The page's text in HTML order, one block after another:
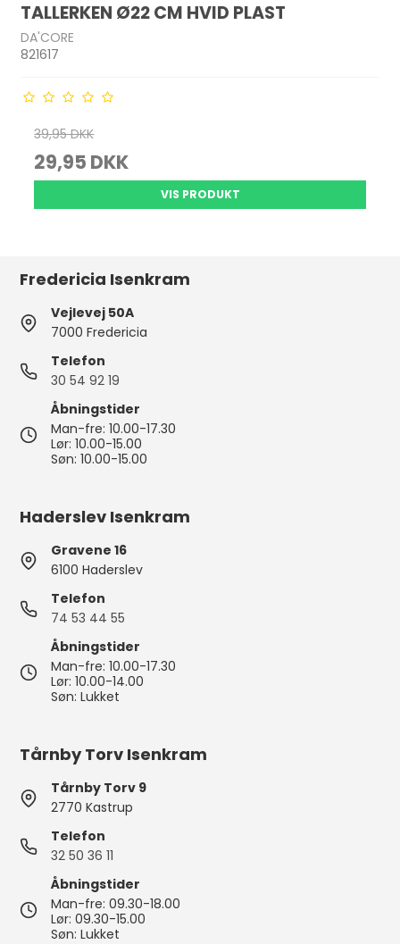
TALLERKEN Ø22 CM HVID PLAST
DA'CORE
821617
39,95 DKK
29,95 DKK
VIS PRODUKT
Fredericia Isenkram
Vejlevej 50A
7000 Fredericia
Telefon
30 54 92 19
Åbningstider
Man-fre: 10.00-17.30
Lør: 10.00-15.00
Søn: 10.00-15.00
Haderslev Isenkram
Gravene 16
6100 Haderslev
Telefon
74 53 44 55
Åbningstider
Man-fre: 10.00-17.30
Lør: 10.00-14.00
Søn: Lukket
Tårnby Torv Isenkram
Tårnby Torv 9
2770 Kastrup
Telefon
32 50 36 11
Åbningstider
Man-fre: 09.30-18.00
Lør: 09.30-15.00
Søn: Lukket